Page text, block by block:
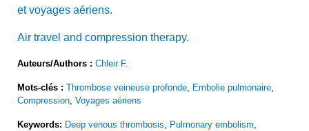
et voyages aériens.
Air travel and compression therapy.
Auteurs/Authors : Chleir F.
Mots-clés : Thrombose veineuse profonde Embolie pulmonaire
Compression Voyages aériens
Keywords: Deep venous thrombosis Pulmonary embolism